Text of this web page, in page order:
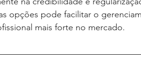
opções pode facilitar o
mais forte no mercado.